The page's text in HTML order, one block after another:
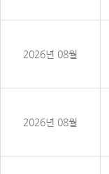
2026년 08월
2026년 08월